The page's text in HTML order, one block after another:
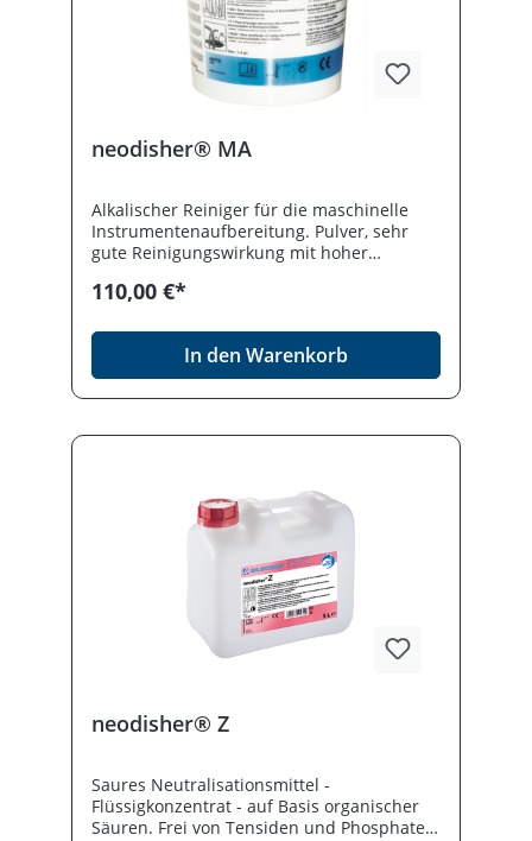
neodisher® MA
Alkalischer Reiniger für die maschinelle
Instrumentenaufbereitung. Pulver, sehr
gute Reinigungswirkung mit hoher
Zusätzen. Desinfektionmittel vorsichtig
Produktinformation lesen.
110,00 €*
In den Warenkorb
neodisher® Z
Saures Neutralisationsmittel -
Flüssigkonzentrat - auf Basis organischer
Säuren. Frei von Tensiden und Phosphaten.